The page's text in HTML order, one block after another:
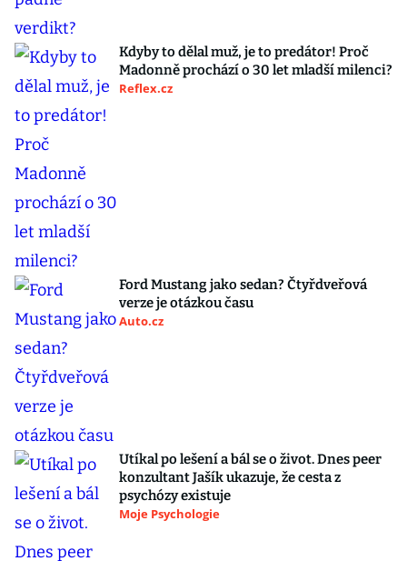
Kdyby to dělal muž, je to predátor! Proč
Madonně prochází o 30 let mladší milenci?
Reflex.cz
Ford Mustang jako sedan? Čtyřdveřová
verze je otázkou času
Auto.cz
Utíkal po lešení a bál se o život. Dnes peer
konzultant Jašík ukazuje, že cesta z
psychózy existuje
Moje Psychologie